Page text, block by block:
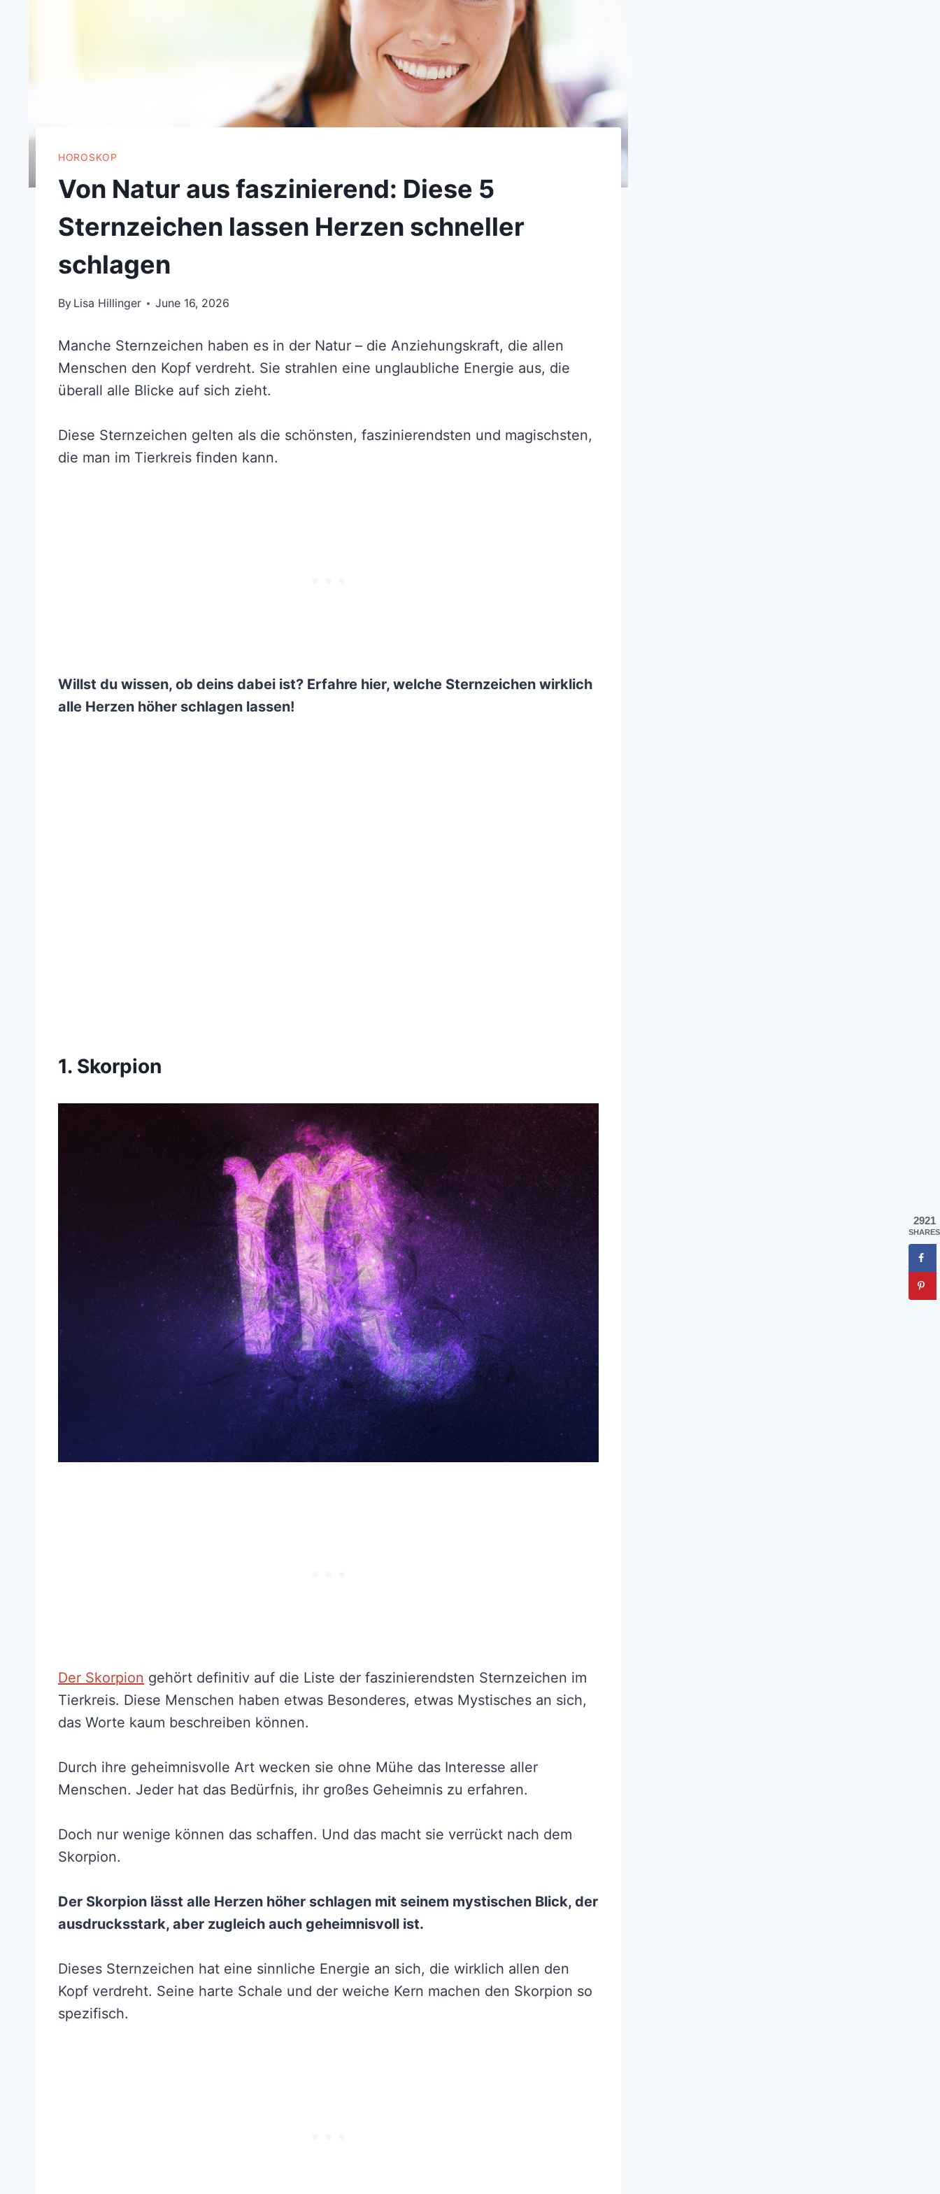
HOROSKOP
Von Natur aus faszinierend: Diese 5
Sternzeichen lassen Herzen schneller
schlagen
By Lisa Hillinger June 16, 2026
Manche Sternzeichen haben es in der Natur – die Anziehungskraft, die allen
Menschen den Kopf verdreht. Sie strahlen eine unglaubliche Energie aus, die
überall alle Blicke auf sich zieht.
Diese Sternzeichen gelten als die schönsten, faszinierendsten und magischsten,
die man im Tierkreis finden kann.
Willst du wissen, ob deins dabei ist? Erfahre hier, welche Sternzeichen wirklich
alle Herzen höher schlagen lassen!
1. Skorpion
Der Skorpion gehört definitiv auf die Liste der faszinierendsten Sternzeichen im
Tierkreis. Diese Menschen haben etwas Besonderes, etwas Mystisches an sich,
das Worte kaum beschreiben können.
Durch ihre geheimnisvolle Art wecken sie ohne Mühe das Interesse aller
Menschen. Jeder hat das Bedürfnis, ihr großes Geheimnis zu erfahren.
Doch nur wenige können das schaffen. Und das macht sie verrückt nach dem
Skorpion.
Der Skorpion lässt alle Herzen höher schlagen mit seinem mystischen Blick, der
ausdrucksstark, aber zugleich auch geheimnisvoll ist.
Dieses Sternzeichen hat eine sinnliche Energie an sich, die wirklich allen den
Kopf verdreht. Seine harte Schale und der weiche Kern machen den Skorpion so
spezifisch.
2921
SHARES